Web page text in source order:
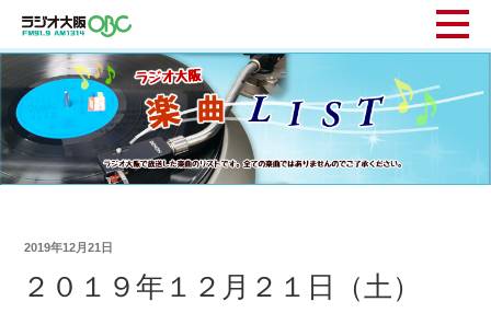
2019年12月21日
２０１９年１２月２１日（土）